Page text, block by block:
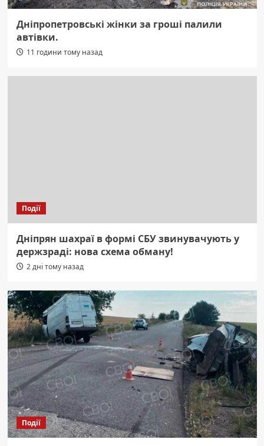
Дніпропетровські жінки за гроші палили
автівки.
11 години тому назад
Події
Дніпрян шахраї в формі СБУ звинувачують у
держзраді: нова схема обману!
2 дні тому назад
Події